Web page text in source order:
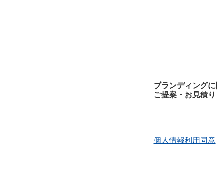
ブランディング
ご提案・お見積り
個人情報利用同意